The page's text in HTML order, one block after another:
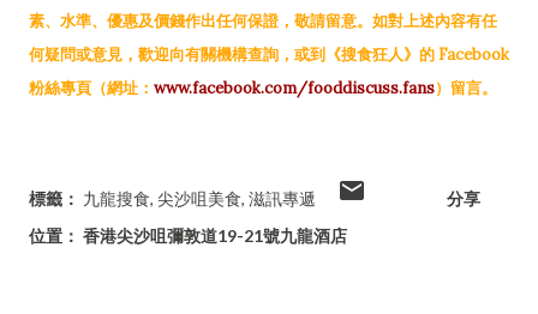
素、水準、優惠及價錢作出任何保證，敬請留意。如對上述內容有任
何疑問或意見，歡迎向有關機構查詢，或到《搜食狂人》的 Facebook
粉絲專頁（網址： www.facebook.com/fooddiscuss.fans）留言。
標籤： 九龍搜食 尖沙咀美食 滋訊專遞
位置： 香港尖沙咀彌敦道19-21號九龍酒店
分享